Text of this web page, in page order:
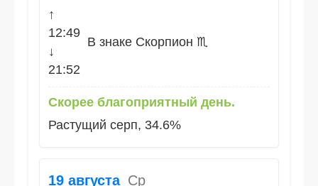
↑
12:49
↓
21:52
В знаке Скорпион ♏
Скорее благоприятный день.
Растущий серп, 34.6%
19 августа Ср